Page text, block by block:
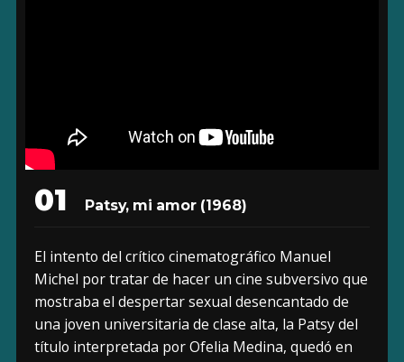
01 Patsy, mi amor (1968)
El intento del crítico cinematográfico Manuel
Michel por tratar de hacer un cine subversivo que
mostraba el despertar sexual desencantado de
una joven universitaria de clase alta, la Patsy del
título interpretada por Ofelia Medina, quedó en